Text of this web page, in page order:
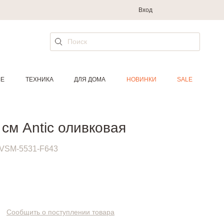
Вход
ТЕХНИКА ДЛЯ ДОМА НОВИНКИ SALE
Antic оливковая
5531-F643
Сообщить о поступлении товара